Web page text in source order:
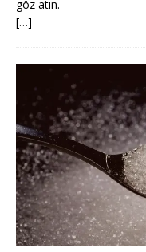
göz atın.
[…]